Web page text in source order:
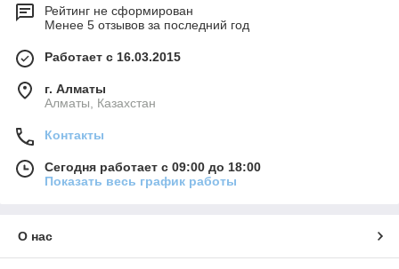
Рейтинг не сформирован
Менее 5 отзывов за последний год
Работает с 16.03.2015
г. Алматы
Алматы, Казахстан
Контакты
Сегодня работает с 09:00 до 18:00
Показать весь график работы
О нас